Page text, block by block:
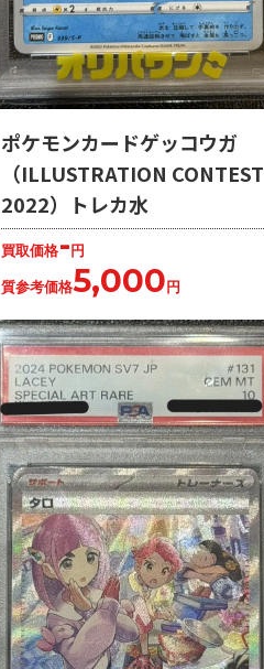
ポケモンカードゲッコウガ
（ILLUSTRATION CONTEST
2022）トレカ水
買取価格-円
質参考価格5,000円